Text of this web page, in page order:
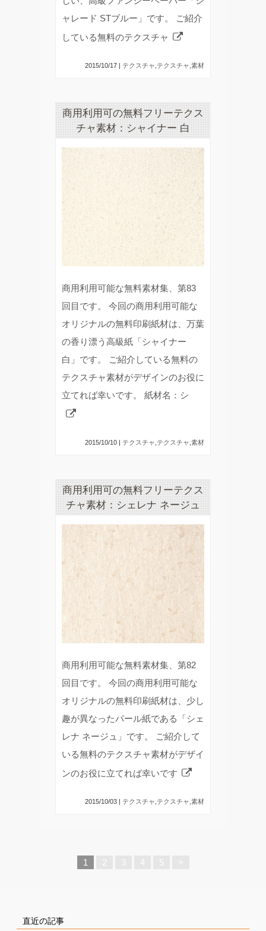
ャレード STブルー」です。 ご紹介
している無料のテクスチャ
2015/10/17 | テクスチャ テクスチャ 素材
商用利用可の無料フリーテクス
チャ素材：シャイナー 白
商用利用可能な無料素材集、第83
回目です。 今回の商用利用可能な
オリジナルの無料印刷紙材は、万葉
の香り漂う高級紙「シャイナー
白」です。 ご紹介している無料の
テクスチャ素材がデザインのお役に
立てれば幸いです。 紙材名：シ
2015/10/10 | テクスチャ テクスチャ 素材
商用利用可の無料フリーテクス
チャ素材：シェレナ ネージュ
商用利用可能な無料素材集、第82
回目です。 今回の商用利用可能な
オリジナルの無料印刷紙材は、少し
趣が異なったパール紙である「シェ
レナ ネージュ」です。 ご紹介して
いる無料のテクスチャ素材がデザイ
ンのお役に立てれば幸いです
2015/10/03 | テクスチャ テクスチャ 素材
1 2 3 4 5 >
直近の記事